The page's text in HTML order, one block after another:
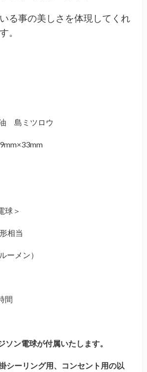
る事の美しさを体現してくれ
。
島ミツロウ
球＞
相当
ーメン）
間
ン電球が付属いたします。
シーリング用、コンセント用の以